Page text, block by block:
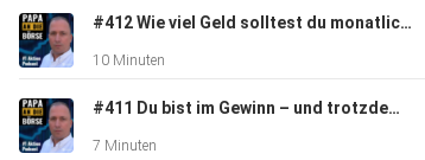
#412 Wie viel Geld solltest du monatlich in Aktien investieren? Die ehrliche Antwort
10 Minuten
#411 Du bist im Gewinn – und trotzdem schlecht investiert
7 Minuten